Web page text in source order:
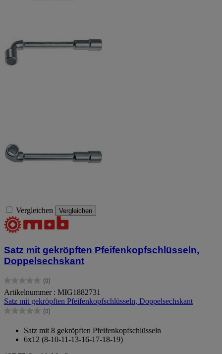
Vergleichen Vergleichen
Satz mit gekröpften Pfeifenkopfschlüsseln,
Doppelsechskant
(0)
0.0
von
5
Sternen.
Artikelnummer : MIG1882731
Satz mit gekröpften Pfeifenkopfschlüsseln, Doppelsechskant
(0)
0.0
Sternen.
Satz mit 8 gekröpften Pfeifenkopfschlüsseln
6x12 (8-10-11-13-16-17-18-19)